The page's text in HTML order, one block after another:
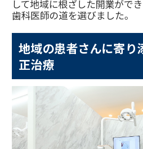
して地域に根ざした開業がで
歯科医師の道を選びました。
地域の患者さんに寄り
正治療